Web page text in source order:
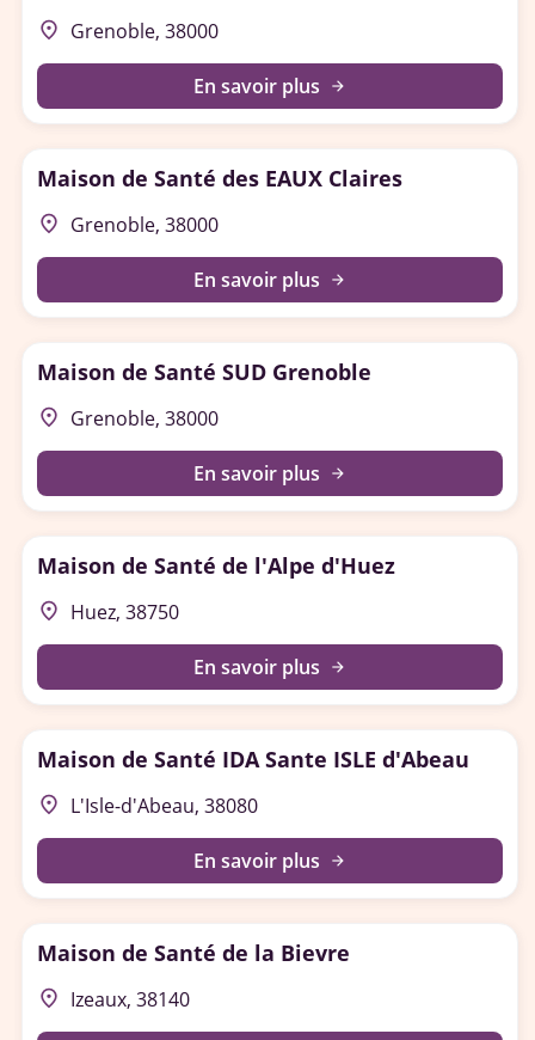
place Grenoble, 38000
En savoir plus arrow_forward
Maison de Santé des EAUX Claires
place Grenoble, 38000
En savoir plus arrow_forward
Maison de Santé SUD Grenoble
place Grenoble, 38000
En savoir plus arrow_forward
Maison de Santé de l'Alpe d'Huez
place Huez, 38750
En savoir plus arrow_forward
Maison de Santé IDA Sante ISLE d'Abeau
place L'Isle-d'Abeau, 38080
En savoir plus arrow_forward
Maison de Santé de la Bievre
place Izeaux, 38140